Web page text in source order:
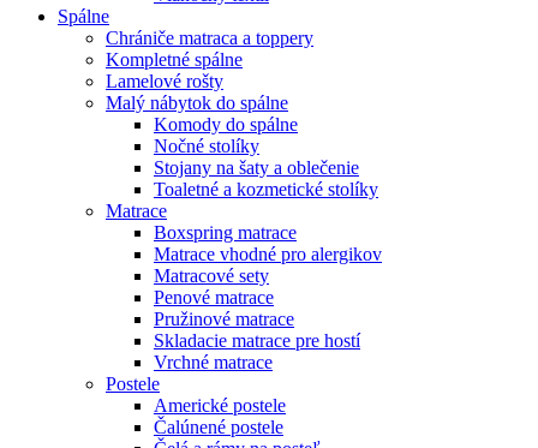
Spálne
Chrániče matraca a toppery
Kompletné spálne
Lamelové rošty
Malý nábytok do spálne
Komody do spálne
Nočné stolíky
Stojany na šaty a oblečenie
Toaletné a kozmetické stolíky
Matrace
Boxspring matrace
Matrace vhodné pro alergikov
Matracové sety
Penové matrace
Pružinové matrace
Skladacie matrace pre hostí
Vrchné matrace
Postele
Americké postele
Čalúnené postele